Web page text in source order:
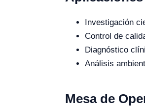
Investigación
Control de
Diagnóstico
Análisis
Mesa de